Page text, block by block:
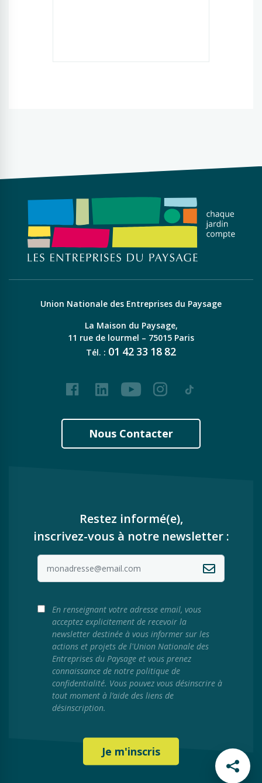
Union Nationale des Entreprises du Paysage
La Maison du Paysage,
11 rue de lourmel – 75015 Paris
Tél. : 01 42 33 18 82
FacebookLinkedInYoutubeInstagram
Tiktok
Nous Contacter
Restez informé(e),
inscrivez-vous à notre newsletter :
En renseignant votre adresse email, vous
acceptez explicitement de recevoir la
newsletter destinée à vous informer sur les
actions et projets de l'Union Nationale des
Entreprises du Paysage et vous prenez
connaissance de notre politique de
confidentialité. Vous pouvez vous désinscrire à
tout moment à l’aide des liens de
désinscription.